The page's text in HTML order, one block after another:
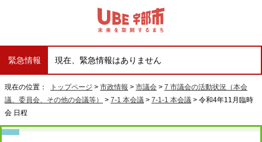
緊急情報 現在、緊急情報はありません
現在の位置： トップページ > 市政情報 > 市議会 > 7 市議会の活動状況（本会
議、委員会、その他の会議等）
> 7-1 本会議 > 7-1-1 本会議 > 令和4年11月臨時
会 日程